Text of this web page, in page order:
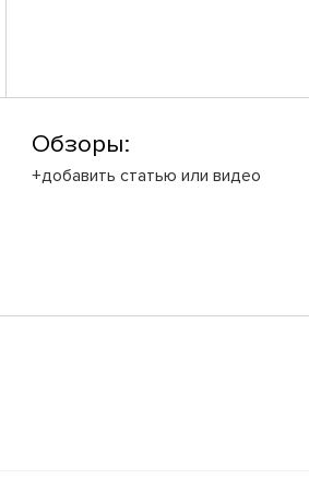
Обзоры:
+добавить статью или видео